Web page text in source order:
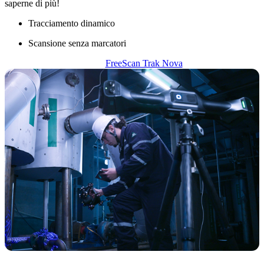
saperne di più!
Tracciamento dinamico
Scansione senza marcatori
FreeScan Trak Nova